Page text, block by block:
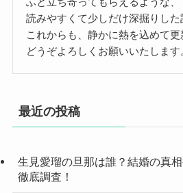
読みやすくて少しだけ深掘りした
これからも、静かに熱を込めて更
どうぞよろしくお願いいたします
最近の投稿
生見愛瑠の旦那は誰？結婚の真
徹底調査！